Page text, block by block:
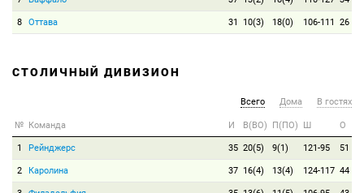
8 Оттава 31 10(3) 18(0) 106-111 26
СТОЛИЧНЫЙ ДИВИЗИОН
Всего Дома В гостях
№ Команда И В(ВО) П(ПО) Ш О
1 Рейнджерс 35 20(5) 9(1) 121-95 51
2 Каролина 37 16(4) 13(4) 124-117 44